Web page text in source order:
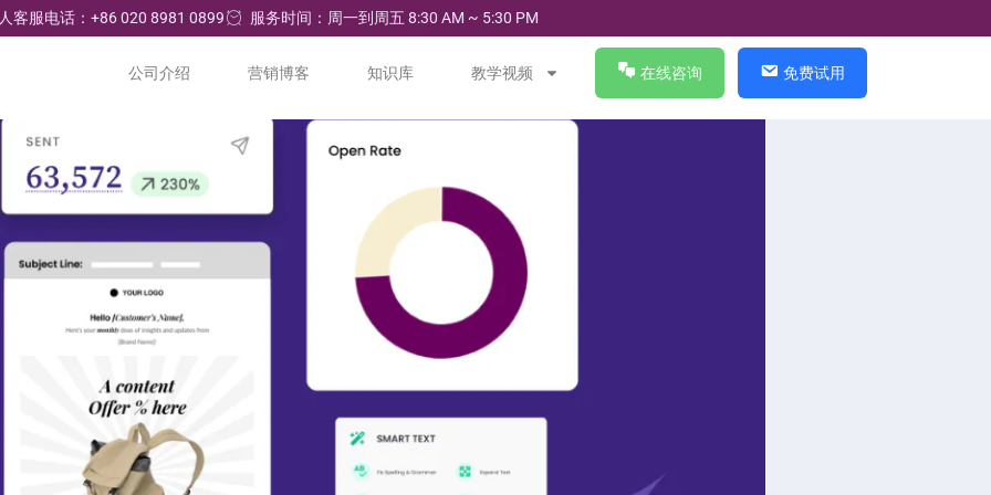
客服电话：+86 020 8981 0899 服务时间：周一到周五 8:30 AM ~ 5:30 PM
公司介绍 营销博客 知识库 教学视频 在线咨询 免费试用